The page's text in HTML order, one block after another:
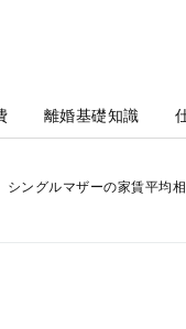
離婚基礎知識
シングルマザーの家賃平均